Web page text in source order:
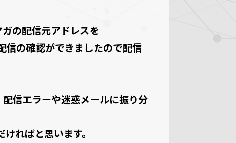
の配信元アドレスを
の確認ができましたので配信
信エラーや迷惑メールに振り分
ればと思います。